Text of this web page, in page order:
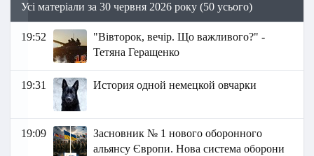
Усі матеріали за 30 червня 2026 року (50 усього)
19:52
"Вівторок, вечір. Що важливого?" -
Тетяна Геращенко
19:31 История одной немецкой овчарки
19:09
Засновник № 1 нового оборонного
альянсу Європи. Нова система оборони